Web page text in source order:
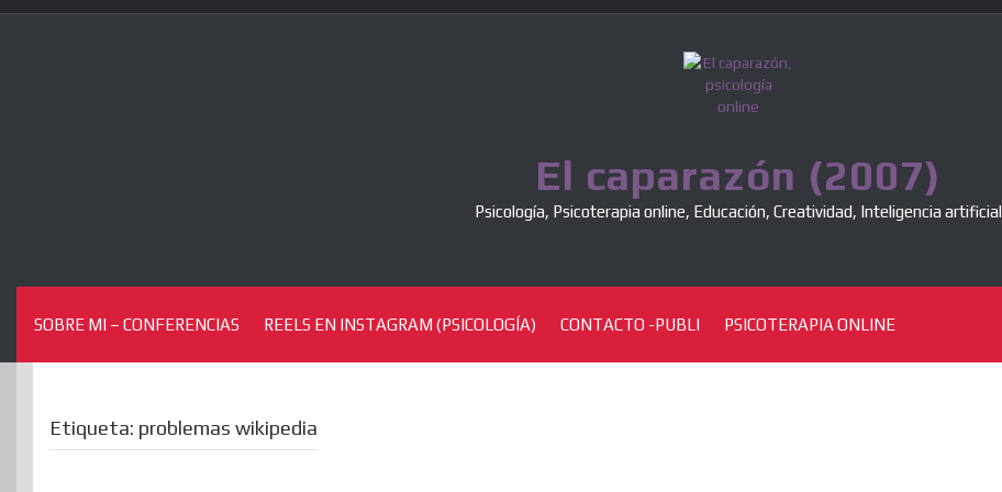
Skip
El caparazón (2007)
Psicología, Psicoterapia online, Educación, Creatividad, Inteligencia artificial
SOBRE MI – CONFERENCIAS REELS EN INSTAGRAM (PSICOLOGÍA) CONTACTO -PUBLI PSICOTERAPIA ONLINE
Etiqueta: problemas wikipedia